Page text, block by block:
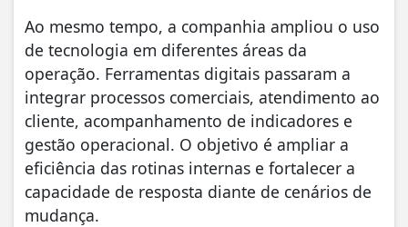
Ao mesmo tempo, a companhia ampliou o uso
de tecnologia em diferentes áreas da
operação. Ferramentas digitais passaram a
integrar processos comerciais, atendimento ao
cliente, acompanhamento de indicadores e
gestão operacional. O objetivo é ampliar a
eficiência das rotinas internas e fortalecer a
capacidade de resposta diante de cenários de
mudança.